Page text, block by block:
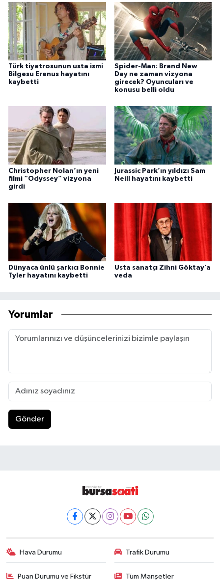
Türk tiyatrosunun usta ismi
Bilgesu Erenus hayatını
kaybetti
Spider-Man: Brand New
Day ne zaman vizyona
girecek? Oyuncuları ve
konusu belli oldu
Christopher Nolan’ın yeni
filmi “Odyssey” vizyona
girdi
Jurassic Park’ın yıldızı Sam
Neill hayatını kaybetti
Dünyaca ünlü şarkıcı Bonnie
Tyler hayatını kaybetti
Usta sanatçı Zihni Göktay’a
veda
Yorumlar
Gönder
Hava Durumu Trafik Durumu
Puan Durumu ve Fikstür Tüm Manşetler